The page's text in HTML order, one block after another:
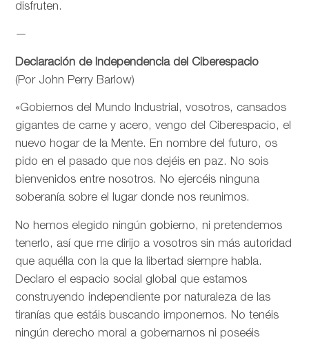
disfruten.
—
Declaración de Independencia del Ciberespacio
(Por John Perry Barlow)
«Gobiernos del Mundo Industrial, vosotros, cansados
gigantes de carne y acero, vengo del Ciberespacio, el
nuevo hogar de la Mente. En nombre del futuro, os
pido en el pasado que nos dejéis en paz. No sois
bienvenidos entre nosotros. No ejercéis ninguna
soberanía sobre el lugar donde nos reunimos.
No hemos elegido ningún gobierno, ni pretendemos
tenerlo, así que me dirijo a vosotros sin más autoridad
que aquélla con la que la libertad siempre habla.
Declaro el espacio social global que estamos
construyendo independiente por naturaleza de las
tiranías que estáis buscando imponernos. No tenéis
ningún derecho moral a gobernarnos ni poseéis